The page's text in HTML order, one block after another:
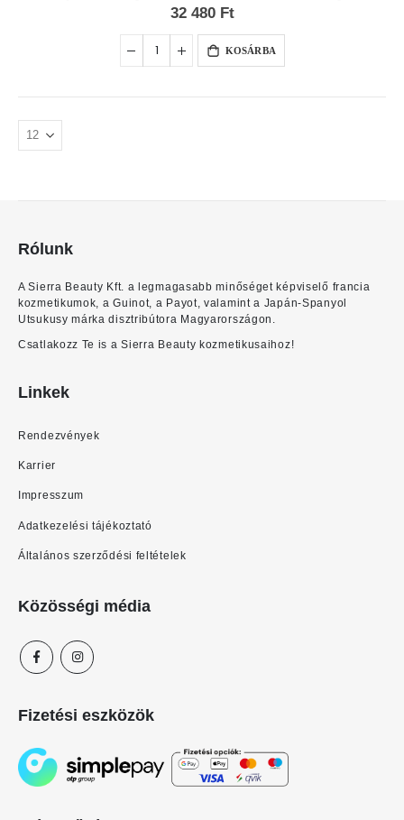
32 480 Ft
KOSÁRBA
Rólunk
A Sierra Beauty Kft. a legmagasabb minőséget képviselő francia
kozmetikumok, a Guinot, a Payot, valamint a Japán-Spanyol
Utsukusy márka disztribútora Magyarországon.
Csatlakozz Te is a Sierra Beauty kozmetikusaihoz!
Linkek
Rendezvények
Karrier
Impresszum
Adatkezelési tájékoztató
Általános szerződési feltételek
Közösségi média
Fizetési eszközök